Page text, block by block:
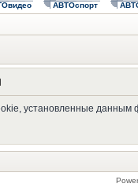
АВТОспорт
установленные